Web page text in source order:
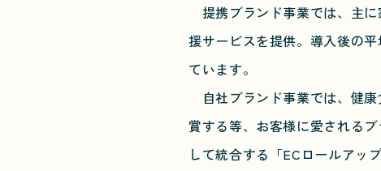
提携ブランド事業では、主
援サービスを提供。導入後の
ています。
自社ブランド事業では、健
賞する等、お客様に愛される
して統合する「ECロールアッ